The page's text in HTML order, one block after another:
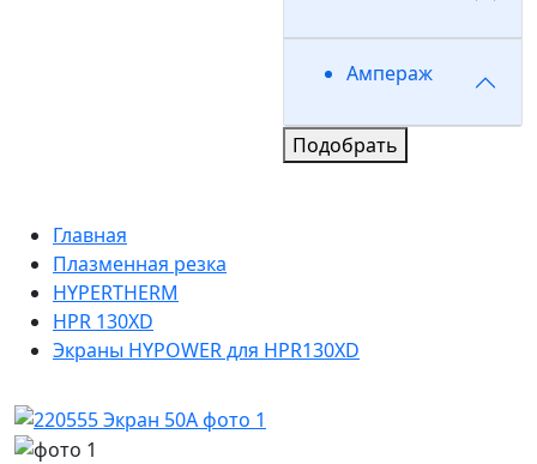
Ампераж
Подобрать
Главная
Плазменная резка
HYPERTHERM
HPR 130XD
Экраны HYPOWER для HPR130XD